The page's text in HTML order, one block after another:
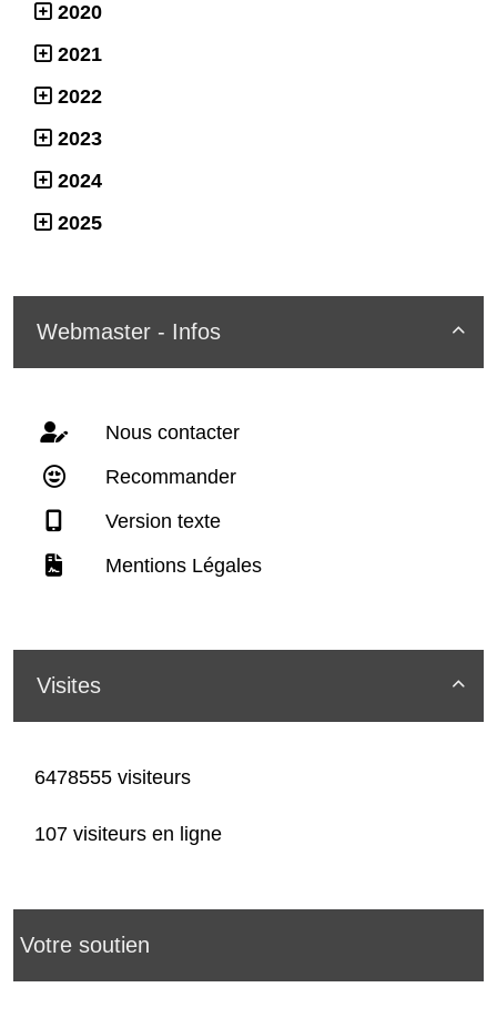
2020
2021
2022
2023
2024
2025

Webmaster - Infos
Nous contacter
Recommander
Version texte
Mentions Légales

Visites
6478555 visiteurs
107 visiteurs en ligne
Votre soutien